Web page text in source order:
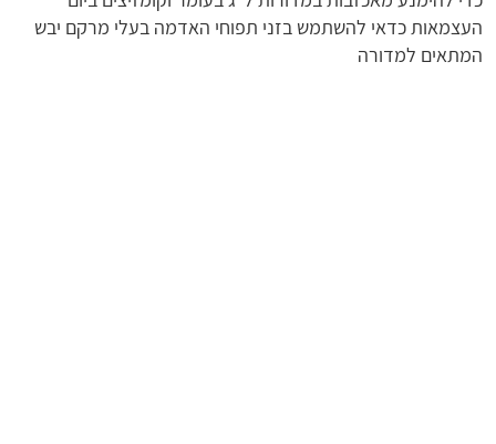
העצמאות כדאי להשתמש בזני תפוחי האדמה בעלי מרקם יבש
המתאים למדורה